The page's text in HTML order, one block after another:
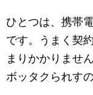
ひとつは、携帯
です。うまく契
まりかかりませ
ボッタクられす